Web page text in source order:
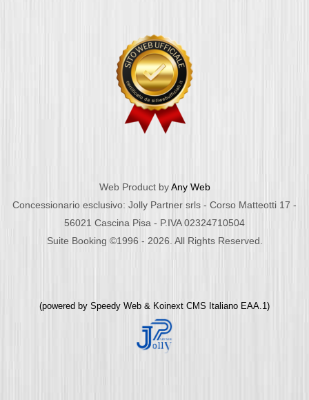
Web Product byAny Web
Concessionario esclusivo: Jolly Partner srls - Corso Matteotti 17 -
56021 Cascina Pisa - P.IVA 02324710504
Suite Booking ©1996 - 2026. All Rights Reserved.
(powered by Speedy Web & Koinext CMS Italiano EAA.1)